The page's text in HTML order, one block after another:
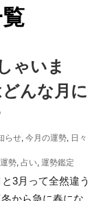
ゃいま
んな月に
らせ, 今月の運勢, 日々
勢, 占い, 運勢鑑定
3月って全然違う